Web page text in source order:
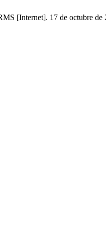
[Internet]. 17 de octubre de